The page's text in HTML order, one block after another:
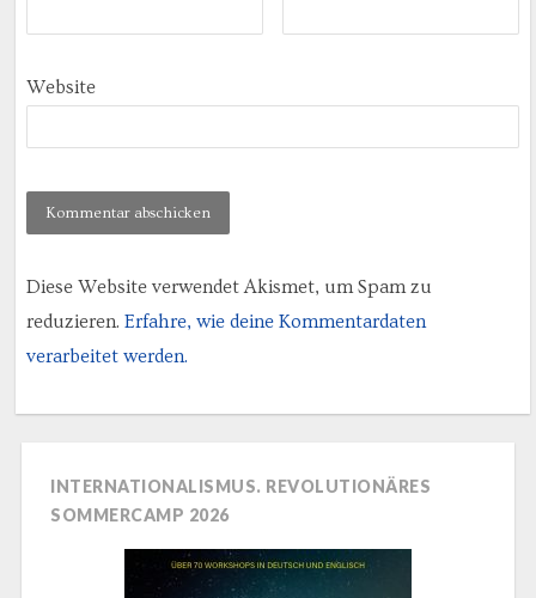
Website
Diese Website verwendet Akismet, um Spam zu
reduzieren. Erfahre, wie deine Kommentardaten
verarbeitet werden.
INTERNATIONALISMUS. REVOLUTIONÄRES
SOMMERCAMP 2026